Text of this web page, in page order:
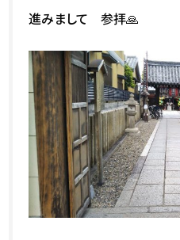
進みまして 参拝🙏